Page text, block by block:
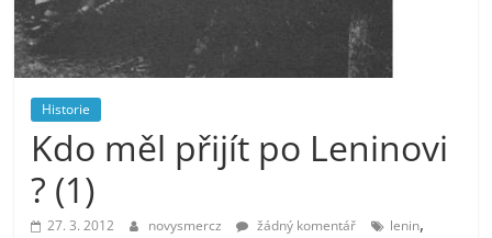
prospívá?
Historie
Kdo měl přijít po Leninovi
? (1)
27. 3. 2012 novysmercz žádný komentář lenin,